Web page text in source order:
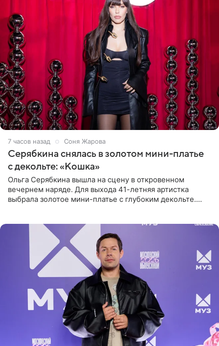
7 часов назад Соня Жарова
Серябкина снялась в золотом мини-платье
с декольте: «Кошка»
Ольга Серябкина вышла на сцену в откровенном
вечернем наряде. Для выхода 41-летняя артистка
выбрала золотое мини-платье с глубоким декольте.